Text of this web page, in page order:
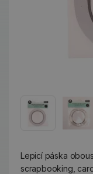
Lepicí páska
scrapbooking,